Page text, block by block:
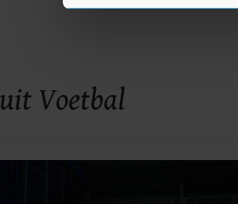
Voetbal